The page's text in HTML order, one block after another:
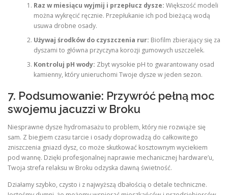
Raz w miesiącu wyjmij i przepłucz dysze: Większość modeli
można wykręcić ręcznie. Przepłukanie ich pod bieżącą wodą
usuwa drobne osady.
Używaj środków do czyszczenia rur: Biofilm zbierający się za
dyszami to główna przyczyna korozji gumowych uszczelek.
Kontroluj pH wody: Zbyt wysokie pH to gwarantowany osad
kamienny, który unieruchomi Twoje dysze w jeden sezon.
7. Podsumowanie: Przywróć pełną moc
swojemu jacuzzi w Broku
Niesprawne dysze hydromasażu to problem, który nie rozwiąże się
sam. Z biegiem czasu tarcie i osady doprowadzą do całkowitego
zniszczenia gniazd dysz, co może skutkować kosztownym wyciekiem
pod wannę. Dzięki profesjonalnej naprawie mechanicznej hardware’u,
Twoja strefa relaksu w Broku odzyska dawną świetność.
Działamy szybko, czysto i z najwyższą dbałością o detale techniczne.